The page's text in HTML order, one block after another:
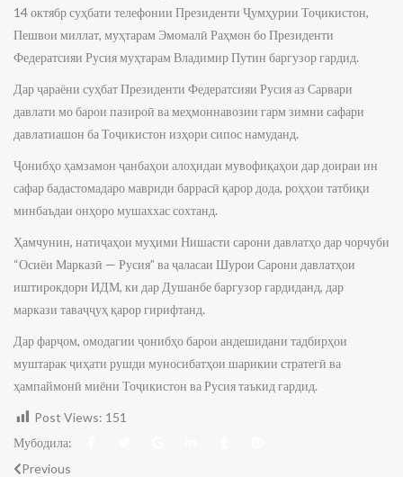
14 октябр суҳбати телефонии Президенти Ҷумҳурии Тоҷикистон,
Пешвои миллат, муҳтарам Эмомалӣ Раҳмон бо Президенти
Федератсияи Русия муҳтарам Владимир Путин баргузор гардид.
Дар ҷараёни суҳбат Президенти Федератсияи Русия аз Сарвари
давлати мо барои пазироӣ ва меҳмоннавозии гарм зимни сафари
давлатиашон ба Тоҷикистон изҳори сипос намуданд.
Ҷонибҳо ҳамзамон ҷанбаҳои алоҳидаи мувофиқаҳои дар доираи ин
сафар бадастомадаро мавриди баррасӣ қарор дода, роҳҳои татбиқи
минбаъдаи онҳоро мушаххас сохтанд.
Ҳамчунин, натиҷаҳои муҳими Нишасти сарони давлатҳо дар чорчуби
“Осиёи Марказӣ — Русия” ва ҷаласаи Шурои Сарони давлатҳои
иштирокдори ИДМ, ки дар Душанбе баргузор гардиданд, дар
маркази таваҷҷуҳ қарор гирифтанд.
Дар фарҷом, омодагии ҷонибҳо барои андешидани тадбирҳои
муштарак ҷиҳати рушди муносибатҳои шарикии стратегӣ ва
ҳампаймонӣ миёни Тоҷикистон ва Русия таъкид гардид.
Post Views: 151
Мубодила:
Previous